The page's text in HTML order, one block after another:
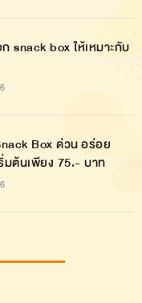
snack box ให้เหมาะกับ
Box ด่วน อร่อย
มต้นเพียง 75.- บาท